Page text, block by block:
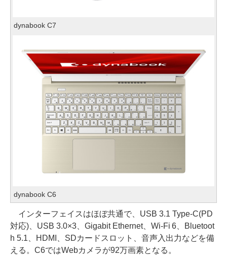
dynabook C7
dynabook C6
インターフェイスはほぼ共通で、USB 3.1 Type-C(PD
対応)、USB 3.0×3、Gigabit Ethernet、Wi-Fi 6、Bluetoot
h 5.1、HDMI、SDカードスロット、音声入出力などを備
える。C6ではWebカメラが92万画素となる。